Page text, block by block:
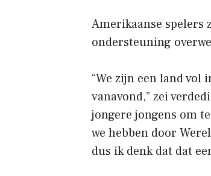
Amerikaanse spelers
ondersteuning
“We zijn een land vol
vanavond,” zei
jongere jongens om
we hebben door
dus ik denk dat dat